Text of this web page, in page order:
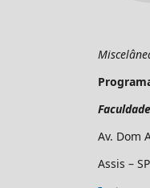
Av. Dom
Assis –